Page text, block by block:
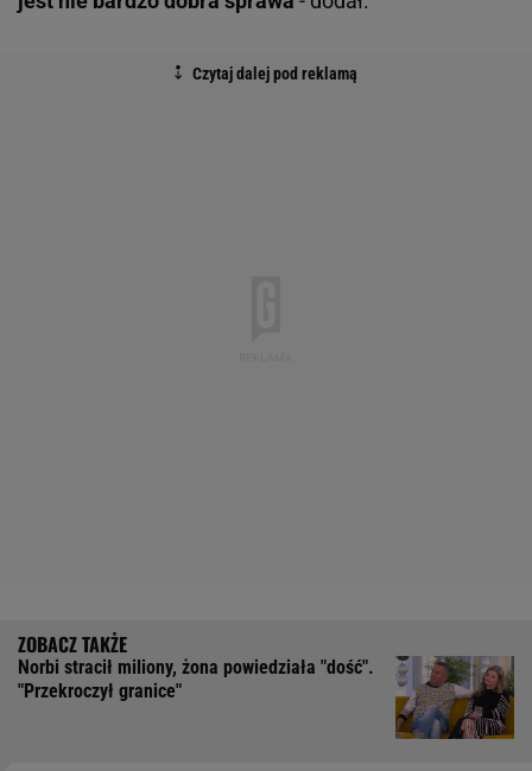
Norbi stracił miliony, żona powiedziała "dość".
"Przekroczył granice"